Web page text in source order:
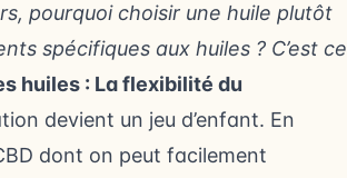
pourquoi choisir une huile plutôt
spécifiques aux huiles ? C’est ce
huiles : La flexibilité du
devient un jeu d’enfant. En
dont on peut facilement